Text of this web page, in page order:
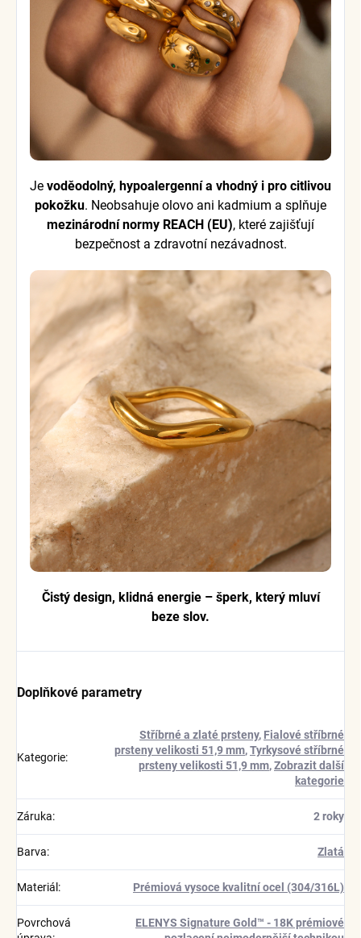
Je voděodolný, hypoalergenní a vhodný i pro citlivou
pokožku. Neobsahuje olovo ani kadmium a splňuje
mezinárodní normy REACH (EU), které zajišťují
bezpečnost a zdravotní nezávadnost.
Čistý design, klidná energie – šperk, který mluví
beze slov.
Doplňkové parametry
Kategorie:
Stříbrné a zlaté prsteny, Fialové stříbrné
prsteny velikosti 51,9 mm,Tyrkysové stříbrné
prsteny velikosti 51,9 mm,Zobrazit další
kategorie
Záruka: 2 roky
Barva: Zlatá
Materiál : Prémiová vysoce kvalitní ocel (304/316L)
Povrchová
ELENYS Signature Gold™ - 18K prémiové